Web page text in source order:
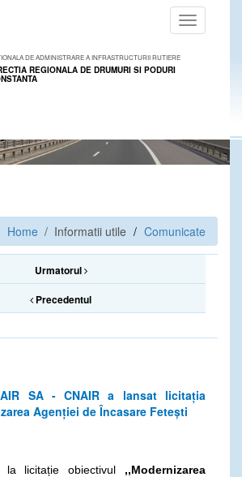
Toggle
navigation
DE ADMINISTRARE A INFRASTRUCTURII RUTIERE
REGIONALA DE DRUMURI SI PODURI
Home / Informatii utile Comunicate
Urmatorul
Precedentul
SA - CNAIR a lansat licitația
Agenției de Încasare Fetești
licitație obiectivul ,,Modernizarea